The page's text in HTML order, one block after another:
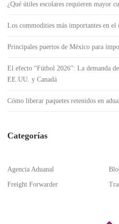
n
t
a
a
s
¿Qué útiles escolares requieren mayor
Los commodities más importantes en
Principales puertos de México para
El efecto “Fútbol 2026”: La demanda
EE.UU. y Canadá
Cómo liberar paquetes retenidos en
Categorías
Agencia Aduanal
Freight Forwarder